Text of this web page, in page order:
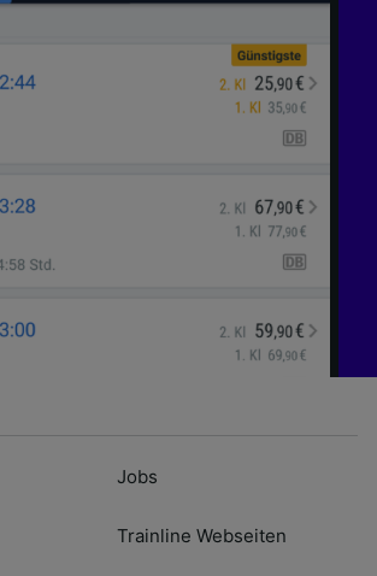
Jobs
Trainline Webseiten
Partner verarbeiten Daten, um
zur Identifikation
Speichern von oder Zugriff auf
auf einem Endgerät.
sowie